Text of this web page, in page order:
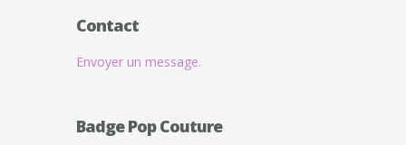
Contact
Envoyer un message.
Badge Pop Couture